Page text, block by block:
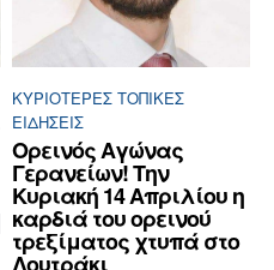
ΚΥΡΙΌΤΕΡΕΣ ΤΟΠΙΚΈΣ
ΕΙΔΉΣΕΙΣ
Ορεινός Αγώνας
Γερανείων! Την
Κυριακή 14 Απριλίου η
καρδιά του ορεινού
τρεξίματος χτυπά στο
Λουτράκι